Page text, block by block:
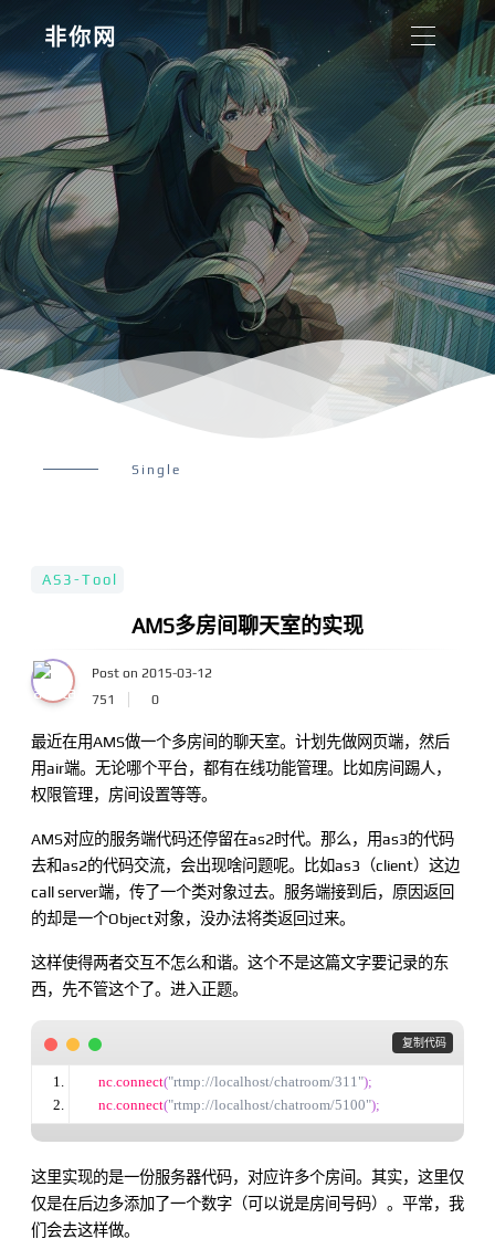
非你网
Single
AS3-Tool
AMS多房间聊天室的实现
Post on 2015-03-12
751
0
最近在用AMS做一个多房间的聊天室。计划先做网页端，然后
用air端。无论哪个平台，都有在线功能管理。比如房间踢人，
权限管理，房间设置等等。
AMS对应的服务端代码还停留在as2时代。那么，用as3的代码
去和as2的代码交流，会出现啥问题呢。比如as3（client）这边
call server端，传了一个类对象过去。服务端接到后，原因返回
的却是一个Object对象，没办法将类返回过来。
这样使得两者交互不怎么和谐。这个不是这篇文字要记录的东
西，先不管这个了。进入正题。
复制代码
    nc
.connect("rtmp://localhost/chatroom/311");
    nc
.connect("rtmp://localhost/chatroom/5100");
这里实现的是一份服务器代码，对应许多个房间。其实，这里仅
仅是在后边多添加了一个数字（可以说是房间号码）。平常，我
们会去这样做。